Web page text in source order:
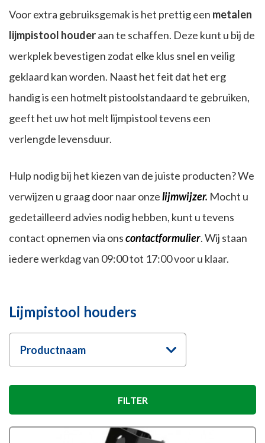
Voor extra gebruiksgemak is het prettig een metalen
lijmpistool houderaan te schaffen. Deze kunt u bij de
werkplek bevestigen zodat elke klus snel en veilig
geklaard kan worden. Naast het feit dat het erg
handig is een hotmelt pistoolstandaard te gebruiken,
geeft het uw hot melt lijmpistool tevens een
verlengde levensduur.
Hulp nodig bij het kiezen van de juiste producten? We
verwijzen u graag door naar onzelijmwijzer. Mocht u
gedetailleerd advies nodig hebben, kunt u tevens
contact opnemen via onscontactformulier. Wij staan
iedere werkdag van 09:00 tot 17:00 voor u klaar.
Lijmpistool houders
Productnaam
FILTER